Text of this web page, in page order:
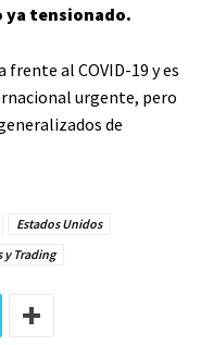
ya tensionado.
frente al COVID-19 y es
urgente, pero
de
Estados Unidos
y Trading